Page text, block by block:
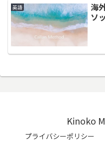
英語
海
ソ
Kinoko
プライバシーポリシー